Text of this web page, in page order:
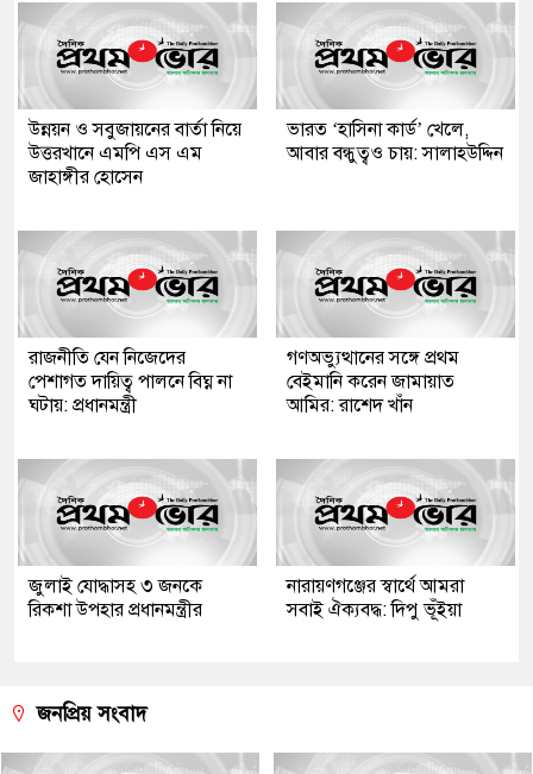
উন্নয়ন ও সবুজায়নের বার্তা নিয়ে
উত্তরখানে এমপি এস এম
জাহাঙ্গীর হোসেন
ভারত ‘হাসিনা কার্ড’ খেলে,
আবার বন্ধুত্বও চায়: সালাহউদ্দিন
রাজনীতি যেন নিজেদের
পেশাগত দায়িত্ব পালনে বিঘ্ন না
ঘটায়: প্রধানমন্ত্রী
গণঅভ্যুত্থানের সঙ্গে প্রথম
বেইমানি করেন জামায়াত
আমির: রাশেদ খাঁন
জুলাই যোদ্ধাসহ ৩ জনকে
রিকশা উপহার প্রধানমন্ত্রীর
নারায়ণগঞ্জের স্বার্থে আমরা
সবাই ঐক্যবদ্ধ: দিপু ভূঁইয়া
জনপ্রিয় সংবাদ